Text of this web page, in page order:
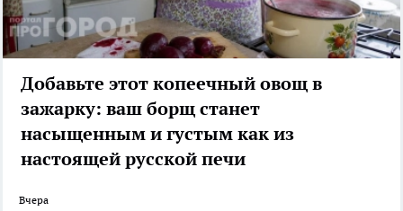
Добавьте этот копеечный овощ в
зажарку: ваш борщ станет
насыщенным и густым как из
настоящей русской печи
Вчера